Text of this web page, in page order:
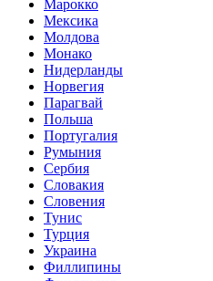
Марокко
Мексика
Молдова
Монако
Нидерланды
Норвегия
Парагвай
Польша
Португалия
Румыния
Сербия
Словакия
Словения
Тунис
Турция
Украина
Филлипины